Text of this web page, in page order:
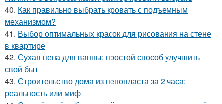
40. Как правильно выбрать кровать с подъемным
механизмом?
41. Выбор оптимальных красок для рисования на стене
в квартире
42. Сухая пена для ванны: простой способ улучшить
свой быт
43. Строительство дома из пенопласта за 2 часа:
реальность или миф